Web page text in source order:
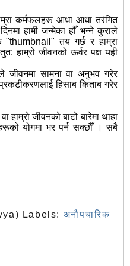
कर्मफलहरू आधा आधा तरंगित
हामी जन्मेका हौँ भन्ने कुराले
"thumbnail" तय गर्छ र हाम्रा
हाम्रो जीवनको ऊर्वर पक्ष यही
जीवनमा सामना वा अनुभव गरेर
हिसाब किताब गरेर
हाम्रो जीवनको बाटो बारेमा थाहा
योगमा भर पर्न सक्छौँ । सबै
Labels: अनौपचारिक